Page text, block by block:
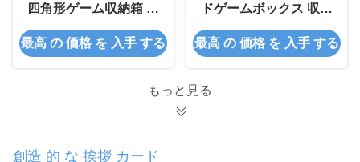
四角形ゲーム収納箱 収
納を整理するために
最高 の 価格 を 入手 する
ドゲームボックス 収納
ODM
最高 の 価格 を 入手 する
もっと見る
創造 的 な 挨拶 カード